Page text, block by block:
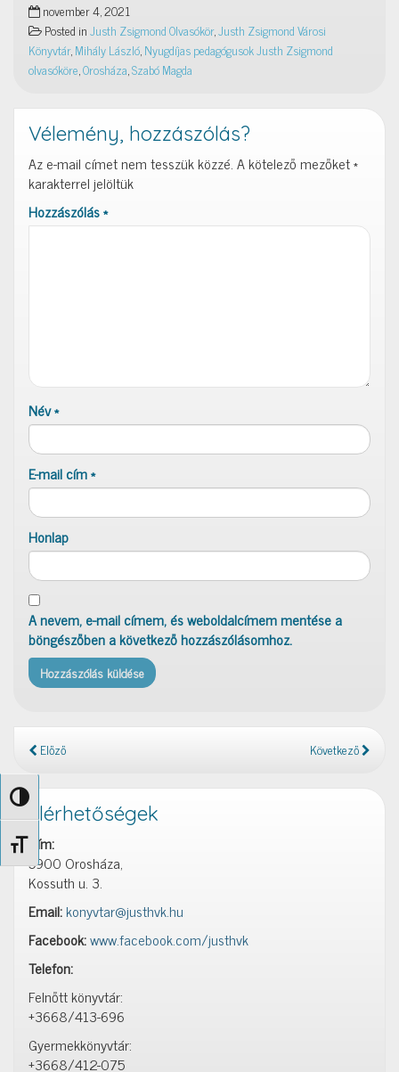
Nagy kontraszt váltása
Betűméret váltása
november 4, 2021
Posted inJusth Zsigmond Olvasókör,Justh Zsigmond Városi
Könyvtár,Mihály László,Nyugdíjas pedagógusok Justh Zsigmond
olvasóköre,Orosháza,Szabó Magda
Vélemény, hozzászólás?
Az e-mail címet nem tesszük közzé.A kötelező mezőket*
karakterrel jelöltük
Hozzászólás*
Név*
E-mail cím*
Honlap
A nevem, e-mail címem, és weboldalcímem mentése a
böngészőben a következő hozzászólásomhoz.
Előző Következő
Elérhetőségek
Cím:
5900 Orosháza,
Kossuth u. 3.
Email:konyvtar@justhvk.hu
Facebook:www.facebook.com/justhvk
Telefon:
Felnőtt könyvtár:
+3668/413-696
Gyermekkönyvtár:
+3668/412-075